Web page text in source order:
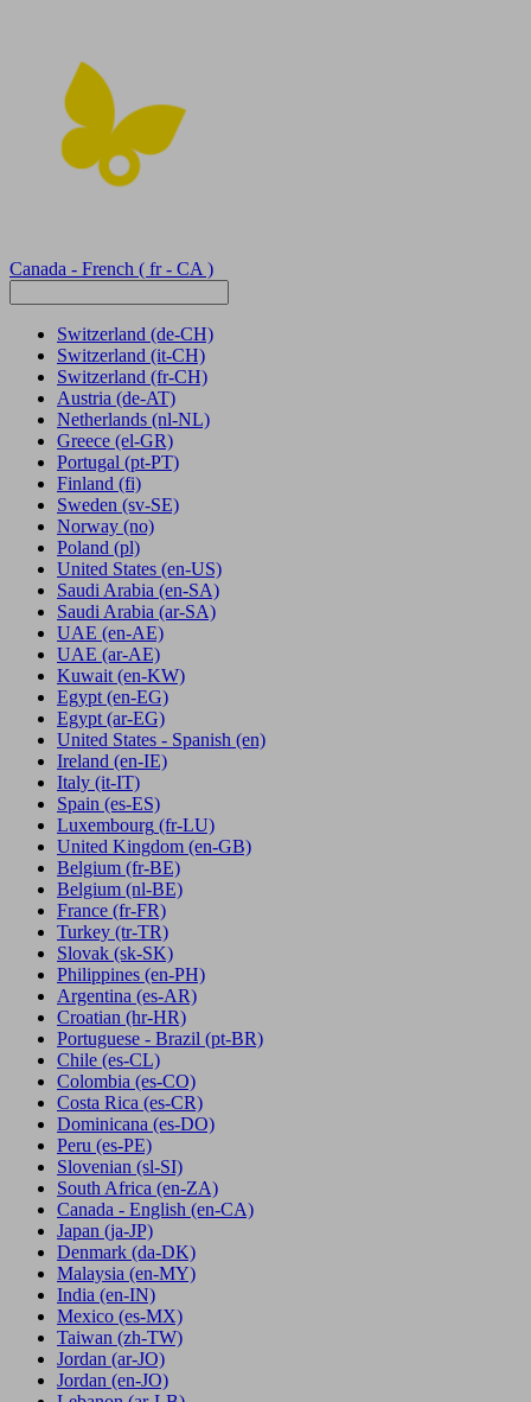
Canada - French ( fr - CA )
Switzerland (de-CH)
Switzerland (it-CH)
Switzerland (fr-CH)
Austria (de-AT)
Netherlands (nl-NL)
Greece (el-GR)
Portugal (pt-PT)
Finland (fi)
Sweden (sv-SE)
Norway (no)
Poland (pl)
United States (en-US)
Saudi Arabia (en-SA)
Saudi Arabia (ar-SA)
UAE (en-AE)
UAE (ar-AE)
Kuwait (en-KW)
Egypt (en-EG)
Egypt (ar-EG)
United States - Spanish (en)
Ireland (en-IE)
Italy (it-IT)
Spain (es-ES)
Luxembourg (fr-LU)
United Kingdom (en-GB)
Belgium (fr-BE)
Belgium (nl-BE)
France (fr-FR)
Turkey (tr-TR)
Slovak (sk-SK)
Philippines (en-PH)
Argentina (es-AR)
Croatian (hr-HR)
Portuguese - Brazil (pt-BR)
Chile (es-CL)
Colombia (es-CO)
Costa Rica (es-CR)
Dominicana (es-DO)
Peru (es-PE)
Slovenian (sl-SI)
South Africa (en-ZA)
Canada - English (en-CA)
Japan (ja-JP)
Denmark (da-DK)
Malaysia (en-MY)
India (en-IN)
Mexico (es-MX)
Taiwan (zh-TW)
Jordan (ar-JO)
Jordan (en-JO)